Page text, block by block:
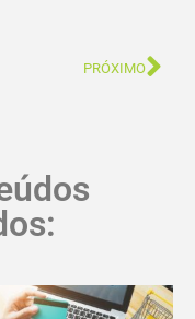
PRÓXIMO